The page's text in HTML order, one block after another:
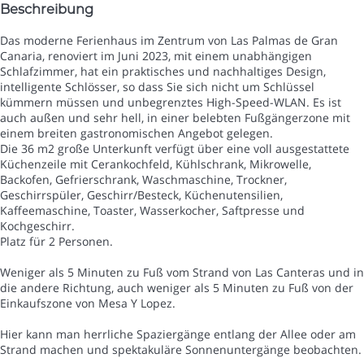
Beschreibung
Das moderne Ferienhaus im Zentrum von Las Palmas de Gran
Canaria, renoviert im Juni 2023, mit einem unabhängigen
Schlafzimmer, hat ein praktisches und nachhaltiges Design,
intelligente Schlösser, so dass Sie sich nicht um Schlüssel
kümmern müssen und unbegrenztes High-Speed-WLAN. Es ist
auch außen und sehr hell, in einer belebten Fußgängerzone mit
einem breiten gastronomischen Angebot gelegen.
Die 36 m2 große Unterkunft verfügt über eine voll ausgestattete
Küchenzeile mit Cerankochfeld, Kühlschrank, Mikrowelle,
Backofen, Gefrierschrank, Waschmaschine, Trockner,
Geschirrspüler, Geschirr/Besteck, Küchenutensilien,
Kaffeemaschine, Toaster, Wasserkocher, Saftpresse und
Kochgeschirr.
Platz für 2 Personen.
Weniger als 5 Minuten zu Fuß vom Strand von Las Canteras und in
die andere Richtung, auch weniger als 5 Minuten zu Fuß von der
Einkaufszone von Mesa Y Lopez.
Hier kann man herrliche Spaziergänge entlang der Allee oder am
Strand machen und spektakuläre Sonnenuntergänge beobachten.